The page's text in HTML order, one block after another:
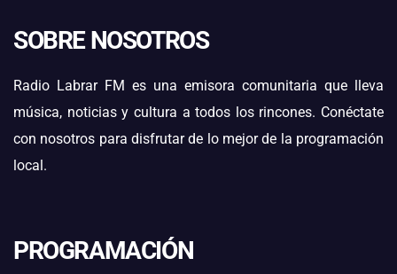
SOBRE NOSOTROS
Radio Labrar FM es una emisora comunitaria que lleva
música, noticias y cultura a todos los rincones. Conéctate
con nosotros para disfrutar de lo mejor de la programación
local.
PROGRAMACIÓN